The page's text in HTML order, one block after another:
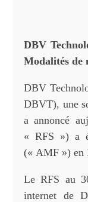
DBV
Modalités de
DBV
DBVT), une
a annoncé
« RFS ») a
(« AMF ») en
Le RFS au
internet de